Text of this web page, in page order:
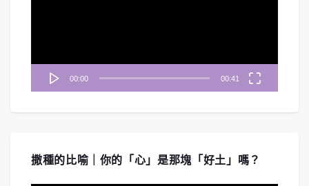
00:00 00:41
撒種的比喻｜你的「心」是那塊「好土」嗎？